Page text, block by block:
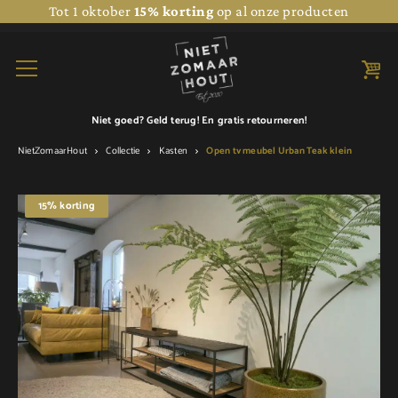
Tot 1 oktober 15% kortingop al onze producten
Niet goed? Geld terug! En gratis retourneren!
NietZomaarHout Collectie Kasten Open tv meubel Urban Teak klein
15% korting